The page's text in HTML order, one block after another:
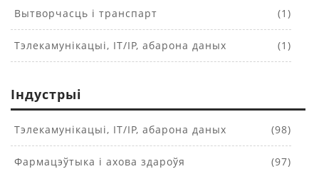
Вытворчасць і транспарт (1)
Тэлекамунікацыі, IT/IP, абарона даных (1)
Індустрыі
Тэлекамунікацыі, IT/IP, абарона даных (98)
Фармацэўтыка і ахова здароўя (97)